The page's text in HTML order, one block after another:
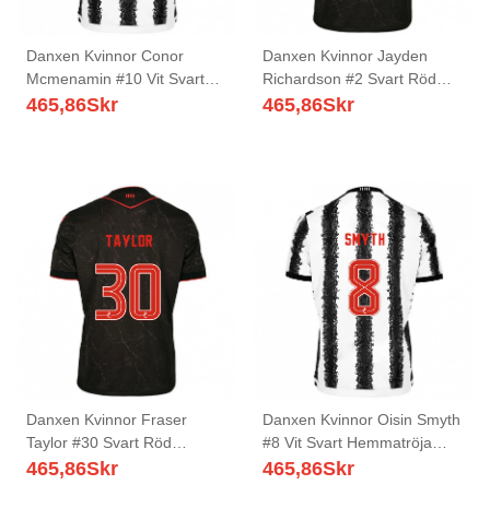
Danxen Kvinnor Conor
Mcmenamin #10 Vit Svart
Hemmatröja Matchtröjor
465,86Skr
Danxen Kvinnor Jayden
Richardson #2 Svart Röd
Bortatröja Matchtröjor
465,86Skr
Danxen Kvinnor Fraser
Taylor #30 Svart Röd
Bortatröja Matchtröjor
465,86Skr
Danxen Kvinnor Oisin Smyth
#8 Vit Svart Hemmatröja
Matchtröjor 2025/26 Tröjor
465,86Skr